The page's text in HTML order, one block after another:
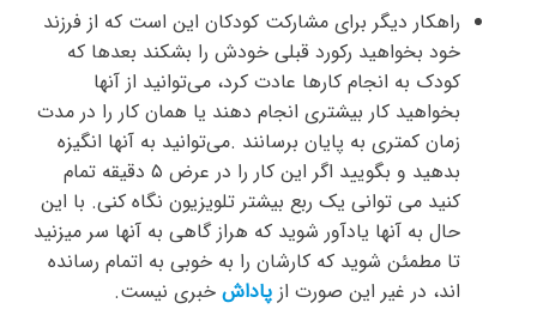
راهکار دیگر برای مشارکت کودکان این است که از فرزند
خود بخواهید رکورد قبلی خودش را بشکند بعدها که
کودک به انجام کارها عادت کرد، می‌توانید از آنها
بخواهید کار بیشتری انجام دهند یا همان کار را در مدت
زمان کمتری به پایان برسانند .می‌توانید به آنها انگیزه
بدهید و بگویید اگر این کار را در عرض ۵ دقیقه تمام
کنید می توانی یک ربع بیشتر تلویزیون نگاه کنی. با این
حال به آنها یادآور شوید که هراز گاهی به آنها سر میزنید
تا مطمئن شوید که کارشان را به خوبی به اتمام رسانده
اند، در غیر این صورت از پاداش خبری نیست.